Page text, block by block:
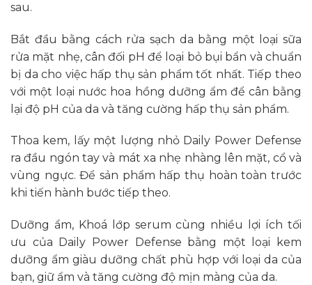
sau.
Bắt đầu bằng cách rửa sạch da bằng một loại sữa
rửa mặt nhẹ, cân đối pH để loại bỏ bụi bẩn và chuẩn
bị da cho việc hấp thụ sản phẩm tốt nhất. Tiếp theo
với một loại nước hoa hồng dưỡng ẩm để cân bằng
lại độ pH của da và tăng cường hấp thụ sản phẩm.
Thoa kem, lấy một lượng nhỏ Daily Power Defense
ra đầu ngón tay và mát xa nhẹ nhàng lên mặt, cổ và
vùng ngực. Để sản phẩm hấp thụ hoàn toàn trước
khi tiến hành bước tiếp theo.
Dưỡng ẩm, Khoá lớp serum cùng nhiều lợi ích tối
ưu của
Daily Power Defense bằng một loại kem
dưỡng ẩm giàu dưỡng chất phù hợp với loại da của
bạn, giữ ẩm và tăng cường độ mịn màng của da.